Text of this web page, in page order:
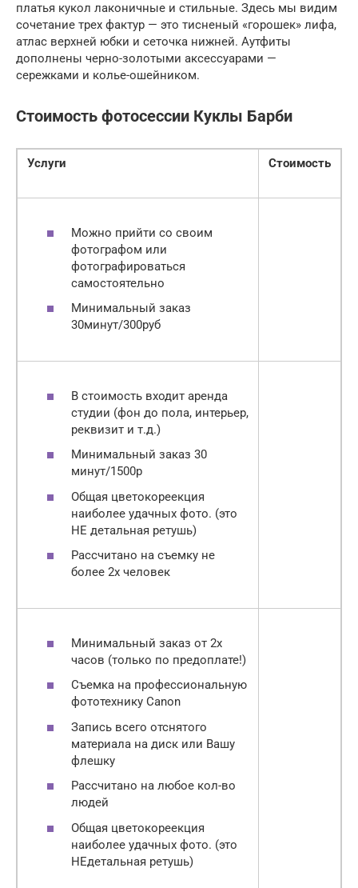
платья кукол лаконичные и стильные. Здесь мы видим
сочетание трех фактур — это тисненый «горошек» лифа,
атлас верхней юбки и сеточка нижней. Аутфиты
дополнены черно-золотыми аксессуарами —
сережками и колье-ошейником.
Стоимость фотосессии Куклы Барби
Услуги Стоимость
Можно прийти со своим
фотографом или
фотографироваться
самостоятельно
Минимальный заказ
30минут/300руб
В стоимость входит аренда
студии (фон до пола, интерьер,
реквизит и т.д.)
Минимальный заказ 30
минут/1500р
Общая цветокореекция
наиболее удачных фото. (это
НЕ детальная ретушь)
Рассчитано на съемку не
более 2х человек
Минимальный заказ от 2х
часов (только по предоплате!)
Съемка на профессиональную
фототехнику Canon
Запись всего отснятого
материала на диск или Вашу
флешку
Рассчитано на любое кол-во
людей
Общая цветокореекция
наиболее удачных фото. (это
НЕдетальная ретушь)